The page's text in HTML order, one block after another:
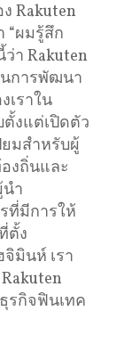
Rakuten
“ผมรู้สึก
า Rakuten
นการพัฒนา
เราใน
งแต่เปิดตัว
มสำหรับผู้
งถิ่นและ
ำ
ที่มีการให้
ตั้ง
มินห์ เรา
รกิจฟินเทค